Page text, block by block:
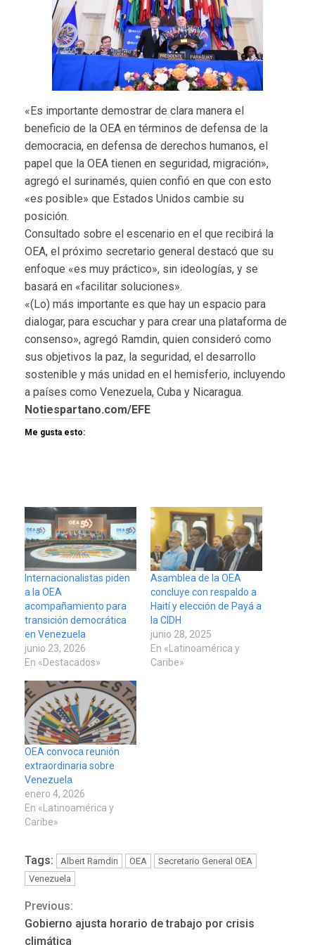
«Es importante demostrar de clara manera el
beneficio de la OEA en términos de defensa de la
democracia, en defensa de derechos humanos, el
papel que la OEA tienen en seguridad, migración»,
agregó el surinamés, quien confió en que con esto
«es posible» que Estados Unidos cambie su
posición.
Consultado sobre el escenario en el que recibirá la
OEA, el próximo secretario general destacó que su
enfoque «es muy práctico», sin ideologías, y se
basará en «facilitar soluciones».
«(Lo) más importante es que hay un espacio para
dialogar, para escuchar y para crear una plataforma de
consenso», agregó Ramdin, quien consideró como
sus objetivos la paz, la seguridad, el desarrollo
sostenible y más unidad en el hemisferio, incluyendo
a países como Venezuela, Cuba y Nicaragua.
Notiespartano.com/EFE
Me gusta esto:
Internacionalistas piden
a la OEA
acompañamiento para
transición democrática
en Venezuela
junio 23, 2026
En «Destacados»
Asamblea de la OEA
concluye con respaldo a
Haití y elección de Payá a
la CIDH
junio 28, 2025
En «Latinoamérica y
Caribe»
OEA convoca reunión
extraordinaria sobre
Venezuela
enero 4, 2026
En «Latinoamérica y
Caribe»
Tags: Albert Ramdin OEA
Secretario General OEA
Venezuela
Continue
Previous:
Gobierno ajusta horario de trabajo por crisis
climática